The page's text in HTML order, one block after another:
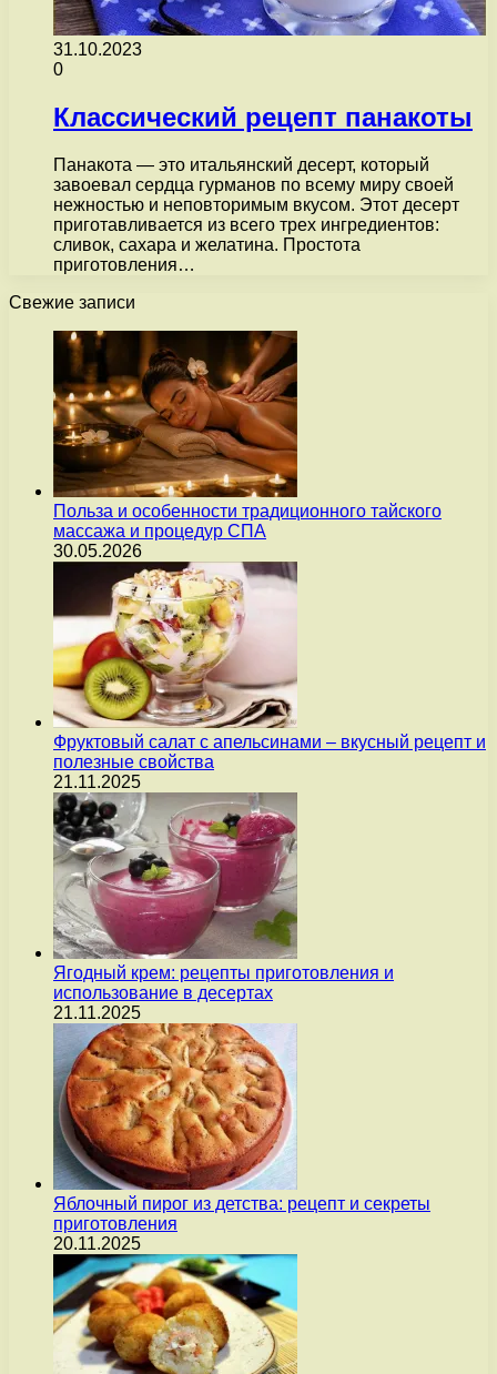
31.10.2023
0
Классический рецепт панакоты
Панакота — это итальянский десерт, который
завоевал сердца гурманов по всему миру своей
нежностью и неповторимым вкусом. Этот десерт
приготавливается из всего трех ингредиентов:
сливок, сахара и желатина. Простота
приготовления…
Свежие записи
Польза и особенности традиционного тайского
массажа и процедур СПА
30.05.2026
Фруктовый салат с апельсинами – вкусный рецепт и
полезные свойства
21.11.2025
Ягодный крем: рецепты приготовления и
использование в десертах
21.11.2025
Яблочный пирог из детства: рецепт и секреты
приготовления
20.11.2025